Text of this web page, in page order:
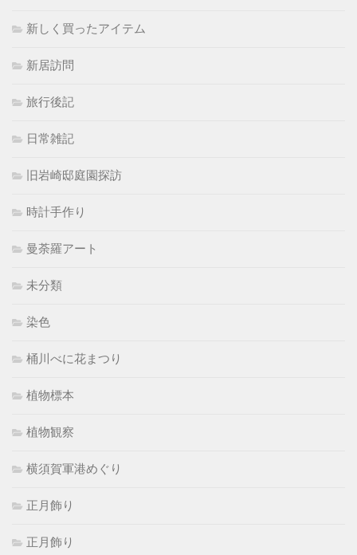
新しく買ったアイテム
新居訪問
旅行後記
日常雑記
旧岩崎邸庭園探訪
時計手作り
曼荼羅アート
未分類
染色
桶川べに花まつり
植物標本
植物観察
横須賀軍港めぐり
正月飾り
正月飾り